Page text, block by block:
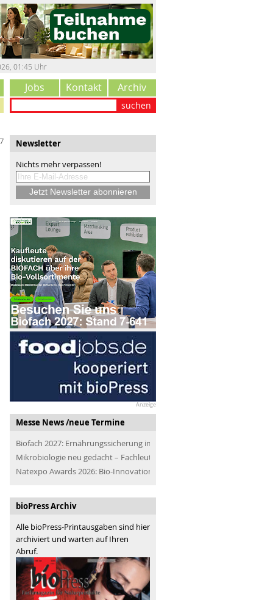
01:45 Uhr
Jobs Kontakt Archiv
suchen
Newsletter
Nichts mehr verpassen!
Anzeige
Messe News /neue Termine
Biofach 2027: Ernährungssicherung im Blick
Mikrobiologie neu gedacht – Fachleute der Branche treffen
Natexpo Awards 2026: Bio-Innovationen für alle
bioPress Archiv
Alle bioPress-Printausgaben sind hier
archiviert und warten auf Ihren
Abruf.